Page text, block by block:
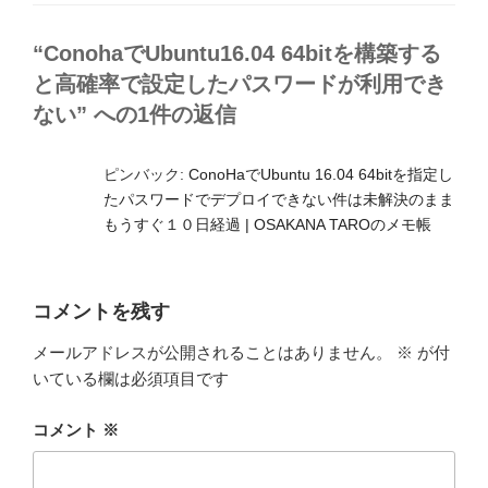
“ConohaでUbuntu16.04 64bitを構築する
と高確率で設定したパスワードが利用でき
ない” への1件の返信
ピンバック: ConoHaでUbuntu 16.04 64bitを指定し
たパスワードでデプロイできない件は未解決のまま
もうすぐ１０日経過 | OSAKANA TAROのメモ帳
コメントを残す
メールアドレスが公開されることはありません。 ※ が付
いている欄は必須項目です
コメント ※